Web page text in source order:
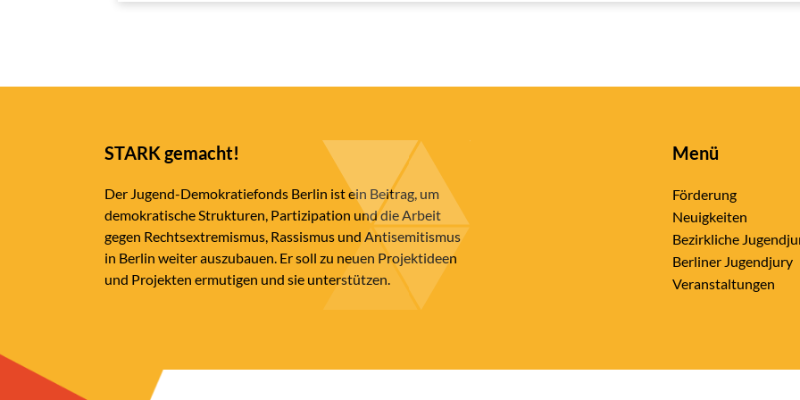
STARK gemacht!
Der Jugend-Demokratiefonds Berlin ist ein Beitrag, um
demokratische Strukturen, Partizipation und die Arbeit
gegen Rechtsextremismus, Rassismus und Antisemitismus
in Berlin weiter auszubauen. Er soll zu neuen Projektideen
und Projekten ermutigen und sie unterstützen.
Menü
Förderung
Neuigkeiten
Bezirkliche
Berliner Jugendjury
Veranstaltungen